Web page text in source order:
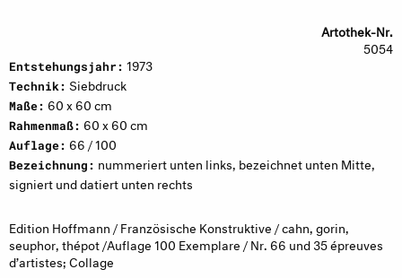
Artothek-Nr.
5054
Entstehungsjahr: 1973
Technik: Siebdruck
Maße: 60 x 60 cm
Rahmenmaß: 60 x 60 cm
Auflage: 66 / 100
Bezeichnung: nummeriert unten links, bezeichnet unten Mitte,
signiert und datiert unten rechts
Edition Hoffmann / Französische Konstruktive / cahn, gorin,
seuphor, thépot /Auflage 100 Exemplare / Nr. 66 und 35 épreuves
d’artistes; Collage